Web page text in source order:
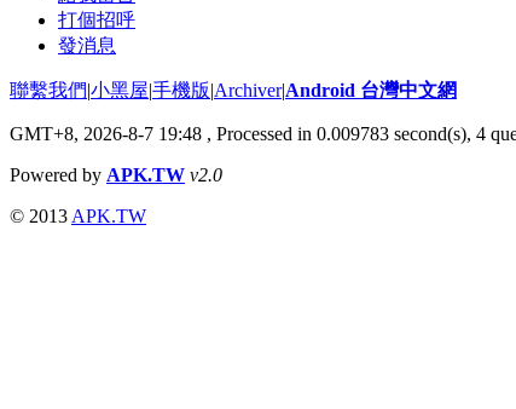
打個招呼
發消息
聯繫我們|小黑屋|手機版|Archiver|Android 台灣中文網
GMT+8, 2026-8-7 19:48 , Processed in 0.009783 second(s), 4
Powered by APK.TW v2.0
© 2013 APK.TW